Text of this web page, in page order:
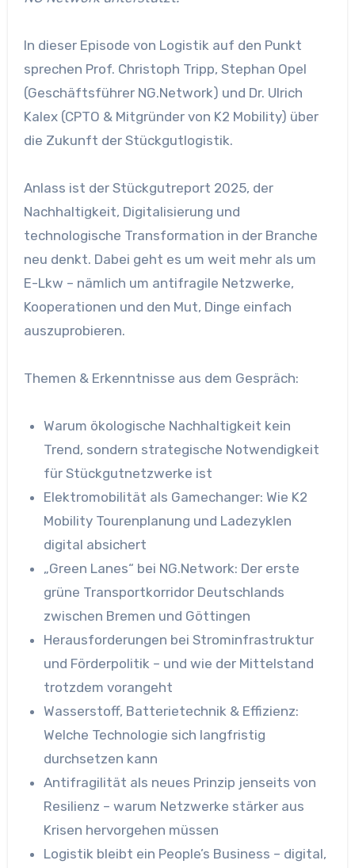
In dieser Episode von Logistik auf den Punkt
sprechen Prof. Christoph Tripp, Stephan Opel
(Geschäftsführer NG.Network) und Dr. Ulrich
Kalex (CPTO & Mitgründer von K2 Mobility) über
die Zukunft der Stückgutlogistik.
Anlass ist der Stückgutreport 2025, der
Nachhaltigkeit, Digitalisierung und
technologische Transformation in der Branche
neu denkt. Dabei geht es um weit mehr als um
E-Lkw – nämlich um antifragile Netzwerke,
Kooperationen und den Mut, Dinge einfach
auszuprobieren.
Themen & Erkenntnisse aus dem Gespräch:
Warum ökologische Nachhaltigkeit kein
Trend, sondern strategische Notwendigkeit
für Stückgutnetzwerke ist
Elektromobilität als Gamechanger: Wie K2
Mobility Tourenplanung und Ladezyklen
digital absichert
„Green Lanes“ bei NG.Network: Der erste
grüne Transportkorridor Deutschlands
zwischen Bremen und Göttingen
Herausforderungen bei Strominfrastruktur
und Förderpolitik – und wie der Mittelstand
trotzdem vorangeht
Wasserstoff, Batterietechnik & Effizienz:
Welche Technologie sich langfristig
durchsetzen kann
Antifragilität als neues Prinzip jenseits von
Resilienz – warum Netzwerke stärker aus
Krisen hervorgehen müssen
Logistik bleibt ein People’s Business – digital,